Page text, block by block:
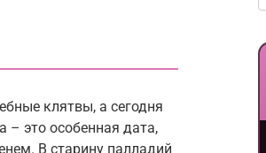
клятвы, а сегодня
– это особенная дата,
В старину палладий